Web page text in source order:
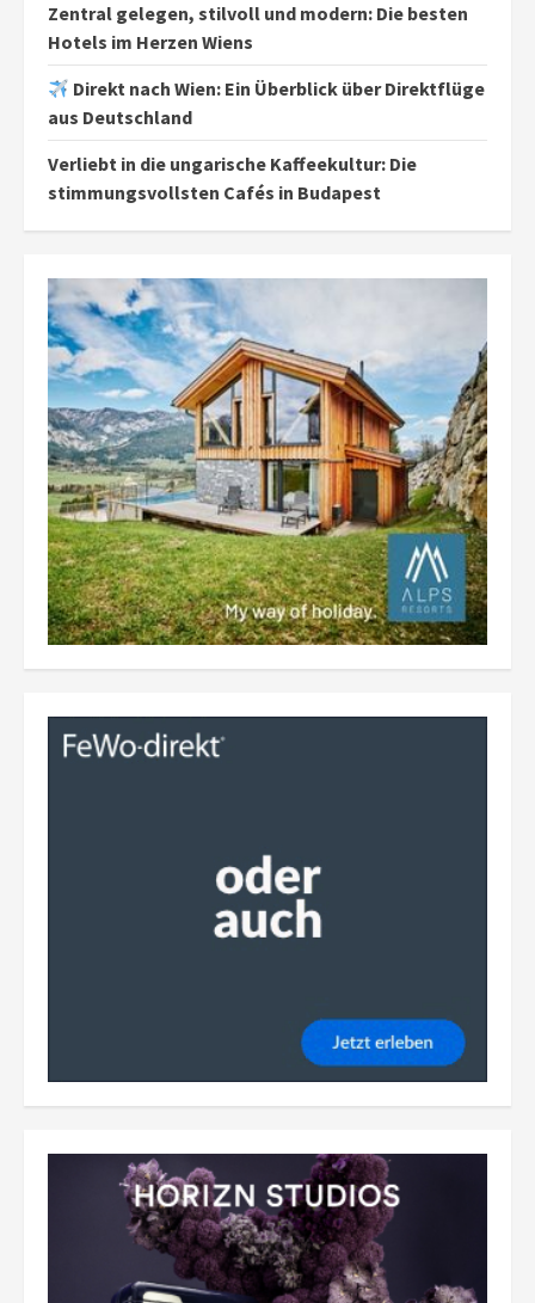
Zentral gelegen, stilvoll und modern: Die besten
Hotels im Herzen Wiens
Direkt nach Wien: Ein Überblick über Direktflüge
aus Deutschland
Verliebt in die ungarische Kaffeekultur: Die
stimmungsvollsten Cafés in Budapest